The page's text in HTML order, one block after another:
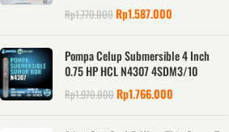
Rp1.770.000Rp1.587.000
Pompa Celup Submersible 4 Inch
0.75 HP HCL N4307 4SDM3/10
Rp1.970.000Rp1.766.000